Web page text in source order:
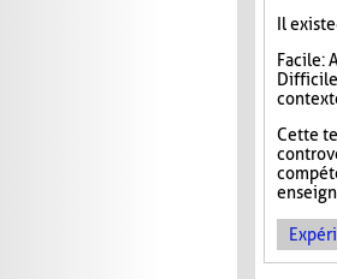
Il
Facile :
Difficile
Cette